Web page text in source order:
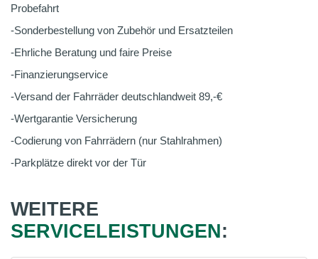
Probefahrt
-Sonderbestellung von Zubehör und Ersatzteilen
-Ehrliche Beratung und faire Preise
-Finanzierungservice
-Versand der Fahrräder deutschlandweit 89,-€
-Wertgarantie Versicherung
-Codierung von Fahrrädern (nur Stahlrahmen)
-Parkplätze direkt vor der Tür
WEITERE
SERVICELEISTUNGEN: